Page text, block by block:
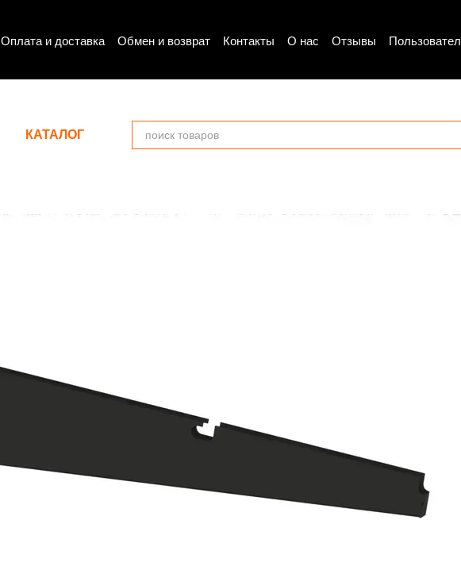
Оплата и доставка Обмен и возврат Контакты О нас Отзывы
КАТАЛОГ